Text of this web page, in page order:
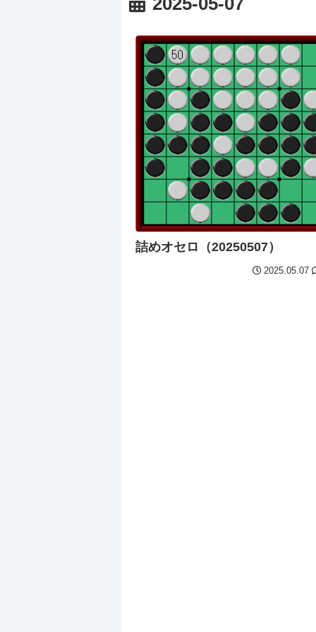
詰めオセロ（20250507）
2025.05.07